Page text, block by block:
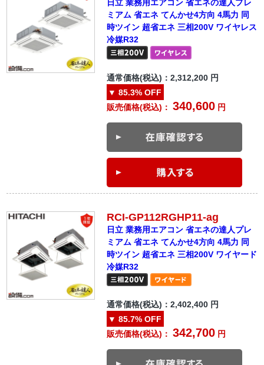
日立 業務用エアコン 省エネの達人プレ
ミアム 省エネ てんかせ4方向 4馬力 同
時ツイン 超省エネ 三相200V ワイヤレス
冷媒R32
通常価格(税込)：2,312,200 円
▼ 85.3% OFF
販売価格(税込)：340,600 円
RCI-GP112RGHP11-ag
日立 業務用エアコン 省エネの達人プレ
ミアム 省エネ てんかせ4方向 4馬力 同
時ツイン 超省エネ 三相200V ワイヤード
冷媒R32
通常価格(税込)：2,402,400 円
▼ 85.7% OFF
販売価格(税込)：342,700 円